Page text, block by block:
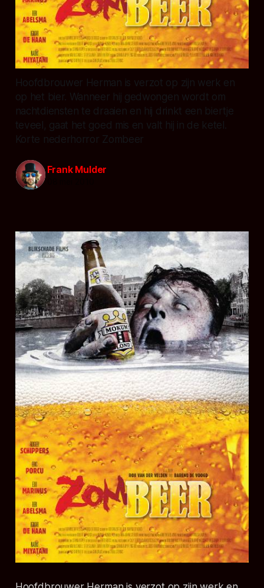
Hoofdbrouwer Herman is verzot op zijn werk en
op het bier. Wanneer hij gedwongen wordt om
nachtdiensten te draaien en hij drinkt een biertje
teveel, gaat het goed mis en valt hij in de ketel.
Korte nederhorror Zombeer
Frank Mulder